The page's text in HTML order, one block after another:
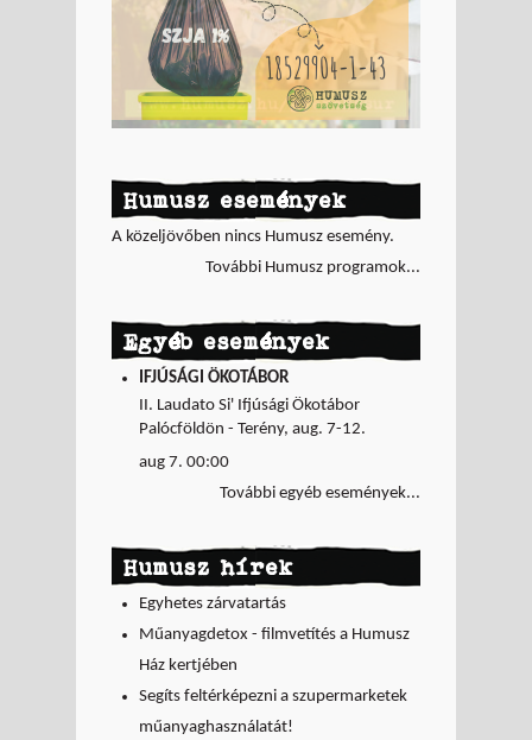
Humusz események
A közeljövőben nincs Humusz esemény.
További Humusz programok...
Egyéb események
IFJÚSÁGI ÖKOTÁBOR
II. Laudato Si' Ifjúsági Ökotábor
Palócföldön - Terény, aug. 7-12.
aug 7. 00:00
További egyéb események...
Humusz hírek
Egyhetes zárvatartás
Műanyagdetox - filmvetítés a Humusz
Ház kertjében
Segíts feltérképezni a szupermarketek
műanyaghasználatát!